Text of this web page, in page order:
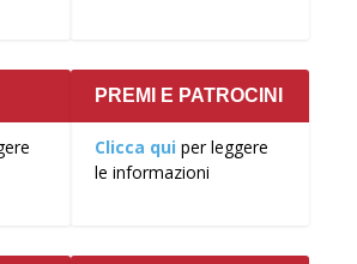
PREMI E PATROCINI
Clicca qui per leggere
le informazioni